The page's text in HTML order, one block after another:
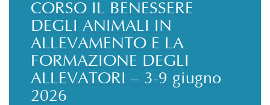
CORSO IL BENESSERE
DEGLI ANIMALI IN
ALLEVAMENTO E LA
FORMAZIONE DEGLI
ALLEVATORI – 3-9 giugno
2026